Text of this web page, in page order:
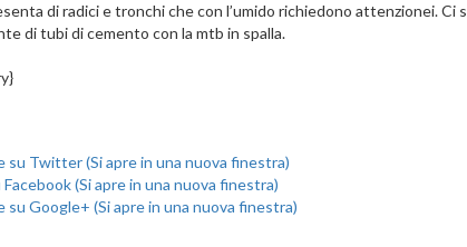
di radici e tronchi che con l’umido richiedono attenzionei.
di tubi di cemento con la mtb in spalla.
su Twitter (Si apre in una nuova finestra)
(Si apre in una nuova finestra)
su Google+ (Si apre in una nuova finestra)